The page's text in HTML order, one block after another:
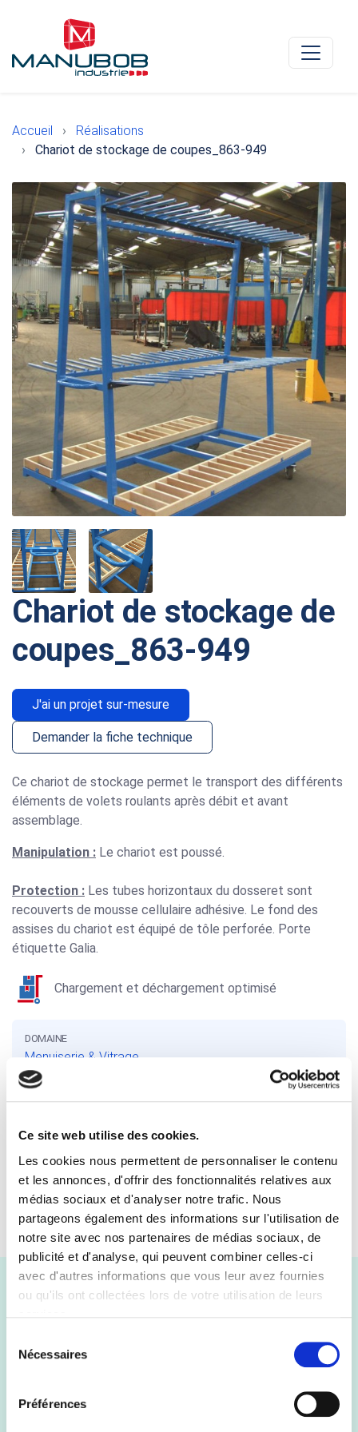
Ce site web utilise des cookies.
Les cookies nous permettent de personnaliser le contenu
et les annonces, d'offrir des fonctionnalités relatives aux
médias sociaux et d'analyser notre trafic. Nous
partageons également des informations sur l'utilisation de
notre site avec nos partenaires de médias sociaux, de
publicité et d'analyse, qui peuvent combiner celles-ci
avec d'autres informations que vous leur avez fournies
ou qu'ils ont collectées lors de votre utilisation de leurs
Nécessaires
Préférences
Accueil
Réalisations
Chariot de stockage de coupes_863-949
Chariot de stockage de
coupes_863-949
J'ai un projet sur-mesure
Demander la fiche technique
Ce chariot de stockage permet le transport des différents
éléments de volets roulants après débit et avant
assemblage.
Manipulation : Le chariot est poussé.
Protection : Les tubes horizontaux du dosseret sont
recouverts de mousse cellulaire adhésive. Le fond des
assises du chariot est équipé de tôle perforée. Porte
étiquette Galia.
Chargement et déchargement optimisé
DOMAINE
Menuiserie & Vitrage
SOLUTIONS
Chariots et bases roulantes
Manutention de charges spécifiques
Besoin d'un chariot permettant le stockage et le